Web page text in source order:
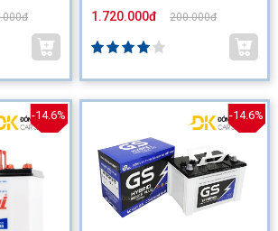
1.720.000đ 200.000đ
-14.6% -14.6%